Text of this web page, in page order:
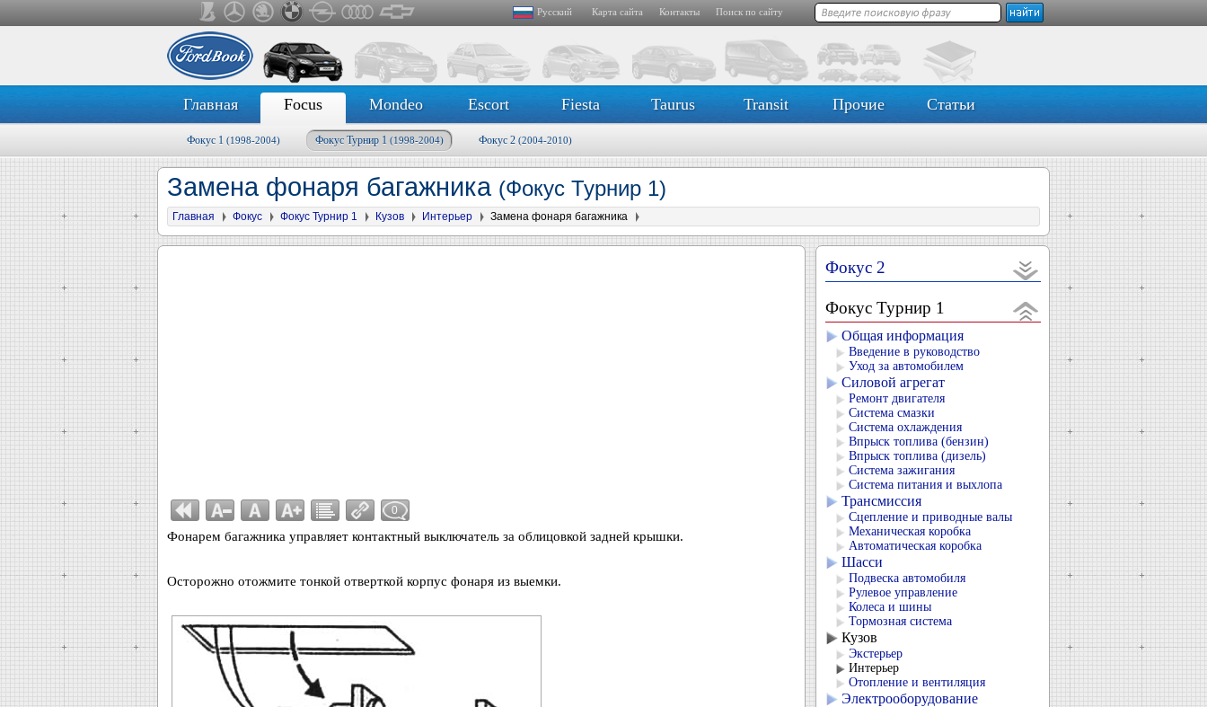
Русский Карта сайта Контакты Поиск по сайту
Главная Focus Mondeo Escort Fiesta Taurus Transit Прочие Статьи
Фокус 1 (1998-2004) Фокус Турнир 1 (1998-2004) Фокус 2 (2004-2010)
Замена фонаря багажника (Фокус Турнир 1)
Главная Фокус Фокус Турнир 1 Кузов Интерьер Замена фонаря багажника
0
Фонарем багажника управляет контактный выключатель за облицовкой задней крышки.
Осторожно отожмите тонкой отверткой корпус фонаря из выемки.
Фокус 2
Фокус Турнир 1
Общая информация
Введение в руководство
Уход за автомобилем
Силовой агрегат
Ремонт двигателя
Система смазки
Система охлаждения
Впрыск топлива (бензин)
Впрыск топлива (дизель)
Система зажигания
Система питания и выхлопа
Трансмиссия
Сцепление и приводные валы
Механическая коробка
Автоматическая коробка
Шасси
Подвеска автомобиля
Рулевое управление
Колеса и шины
Тормозная система
Кузов
Экстерьер
Интерьер
Отопление и вентиляция
Электрооборудование